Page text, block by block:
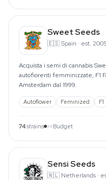
Sweet Seeds
🇪🇸Spain · est. 2005
Acquista i semi di cannabis
autofiorenti femminizzate, F1
Amsterdam dal 1999.
Autoflower Feminized F1
74strains Budget
Sensi Seeds
🇳🇱 Netherlands ·